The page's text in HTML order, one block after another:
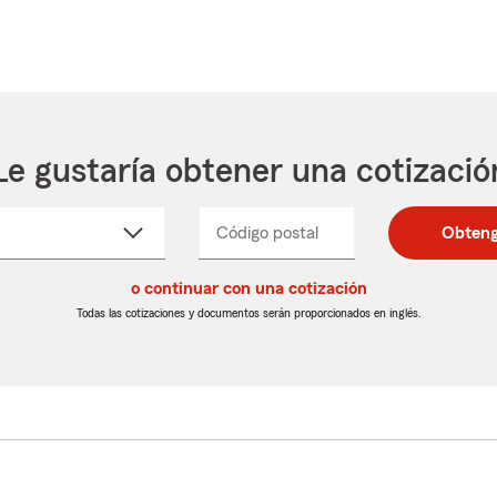
gustaría obtener una
Código postal
postal
de
postal
de
_____
o continuar con una cotización
Todas las cotizaciones y documentos serán proporcionados en inglés.